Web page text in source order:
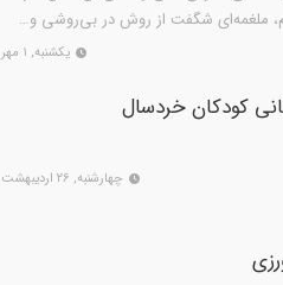
ملغمه‌ای شگفت از روش در بی‌روشی و…
یکشنبه, ۱ مهر
کودکان خردسال
چهارشنبه, ۲۶ اردیبهشت